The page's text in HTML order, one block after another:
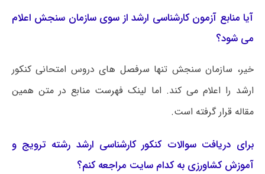
آیا منابع آزمون کارشناسی ارشد از سوی سازمان سنجش اعلام
می شود؟
خیر، سازمان سنجش تنها سرفصل های دروس امتحانی کنکور
ارشد را اعلام می کند. اما لینک فهرست منابع در متن همین
مقاله قرار گرفته است.
برای دریافت سوالات کنکور کارشناسی ارشد رشته ترویج و
آموزش کشاورزی به کدام سایت مراجعه کنم؟